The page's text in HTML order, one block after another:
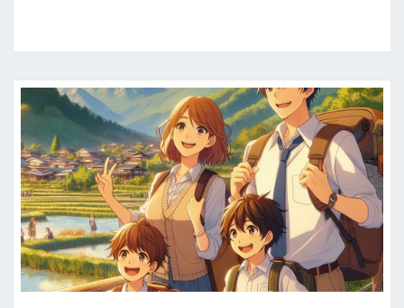
桃
園
機
場
接
送